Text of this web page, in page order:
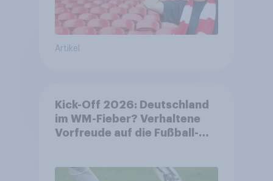
Artikel
Kick-Off 2026: Deutschland
im WM-Fieber? Verhaltene
Vorfreude auf die Fußball-